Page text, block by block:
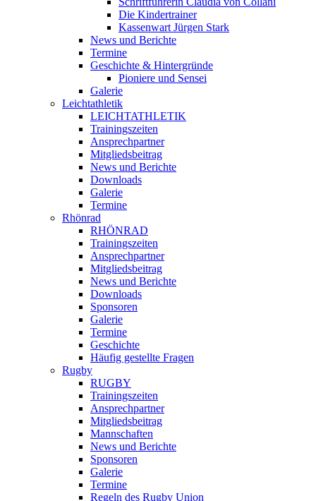
Die Kindertrainer
Kassenwart Jürgen Stark
News und Berichte
Termine
Geschichte & Hintergründe
Pioniere und Sensei
Galerie
Leichtathletik
LEICHTATHLETIK
Trainingszeiten
Ansprechpartner
Mitgliedsbeitrag
News und Berichte
Downloads
Galerie
Termine
Rhönrad
RHÖNRAD
Trainingszeiten
Ansprechpartner
Mitgliedsbeitrag
News und Berichte
Downloads
Sponsoren
Galerie
Termine
Geschichte
Häufig gestellte Fragen
Rugby
RUGBY
Trainingszeiten
Ansprechpartner
Mitgliedsbeitrag
Mannschaften
News und Berichte
Sponsoren
Galerie
Termine
Regeln des Rugby Union